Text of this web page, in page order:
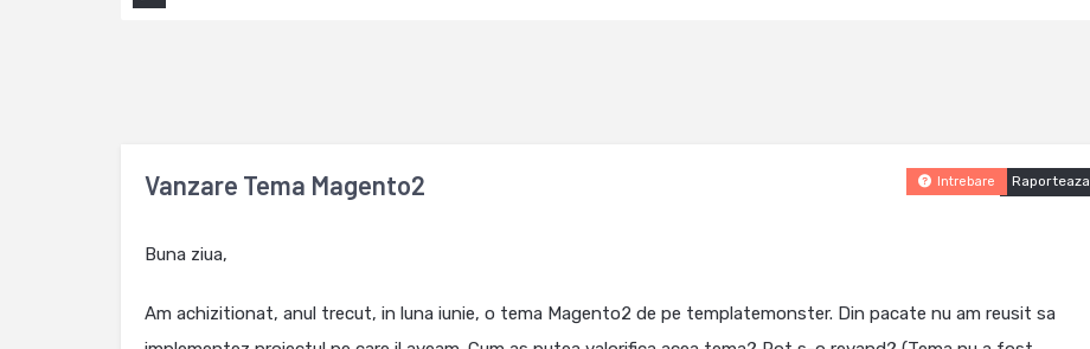
Vanzare Tema Magento2 Raporteaza
Intrebare
Buna ziua,
Am achizitionat, anul trecut, in luna iunie, o tema Magento2 de pe templatemonster. Din pacate nu am reusit sa